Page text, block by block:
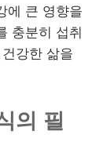
에 큰 영향을
충분히 섭취
강한 삶을
의 필